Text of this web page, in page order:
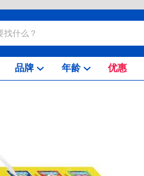
品牌 年龄 优惠